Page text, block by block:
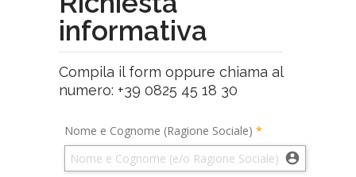
informativa
Compila il form oppure chiama al
numero: +39 0825 45 18 30
Nome e Cognome (Ragione Sociale)
